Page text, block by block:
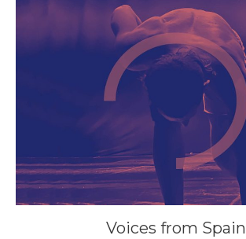
Voices from Spain